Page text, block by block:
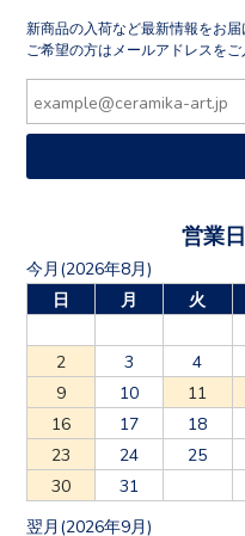
新商品の入荷など最新情報をお届
ご希望の方はメールアドレスを
営業
今月(2026年8月)
日
月 火
2
3 4
9
10 11
16
17 18
23
24 25
30
31
翌月(2026年9月)